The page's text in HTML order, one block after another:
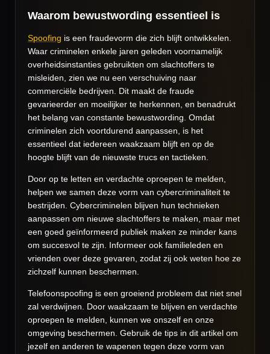
Waarom bewustwording essentieel is
Spoofing is een fraudevorm die zich blijft ontwikkelen.
Waar criminelen enkele jaren geleden voornamelijk
overheidsinstanties gebruikten om slachtoffers te
misleiden, zien we nu een verschuiving naar
commerciële bedrijven. Dit maakt de fraude
gevarieerder en moeilijker te herkennen, en benadrukt
het belang van constante bewustwording. Omdat
criminelen zich voortdurend aanpassen, is het
essentieel dat iedereen waakzaam blijft en op de
hoogte blijft van de nieuwste trucs en tactieken.
Door op te letten en verdachte oproepen te melden,
helpen we samen deze vorm van cybercriminaliteit te
bestrijden. Cybercriminelen blijven hun technieken
aanpassen om nieuwe slachtoffers te maken, maar met
een goed geïnformeerd publiek maken ze minder kans
om succesvol te zijn. Informeer ook familieleden en
vrienden over deze gevaren, zodat zij ook weten hoe ze
zichzelf kunnen beschermen.
Telefoonspoofing is een groeiend probleem dat niet snel
zal verdwijnen. Door waakzaam te blijven en verdachte
oproepen te melden, kunnen we onszelf en onze
omgeving beschermen. Gebruik de tips in dit artikel om
jezelf en anderen te wapenen tegen deze vorm van